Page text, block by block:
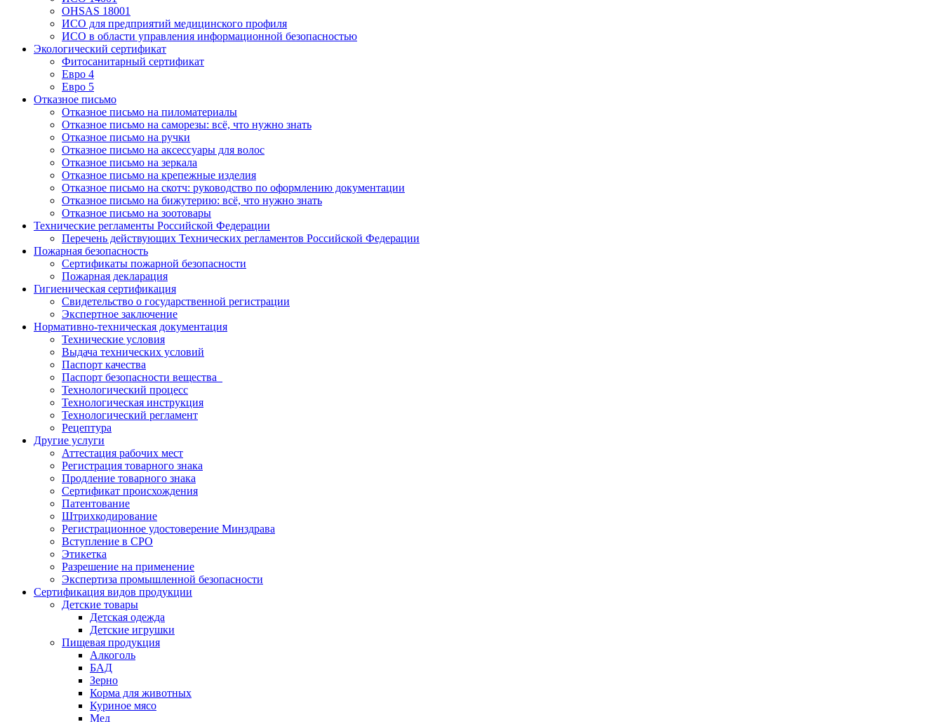
OHSAS 18001
ИСО для предприятий медицинского профиля
ИСО в области управления информационной безопасностью
Экологический сертификат
Фитосанитарный сертификат
Евро 4
Евро 5
Отказное письмо
Отказное письмо на пиломатериалы
Отказное письмо на саморезы: всё, что нужно знать
Отказное письмо на ручки
Отказное письмо на аксессуары для волос
Отказное письмо на зеркала
Отказное письмо на крепежные изделия
Отказное письмо на скотч: руководство по оформлению документации
Отказное письмо на бижутерию: всё, что нужно знать
Отказное письмо на зоотовары
Технические регламенты Российской Федерации
Перечень действующих Технических регламентов Российской Федерации
Пожарная безопасность
Сертификаты пожарной безопасности
Пожарная декларация
Гигиеническая сертификация
Свидетельство о государственной регистрации
Экспертное заключение
Нормативно-техническая документация
Технические условия
Выдача технических условий
Паспорт качества
Паспорт безопасности вещества
Технологический процесс
Технологическая инструкция
Технологический регламент
Рецептура
Другие услуги
Аттестация рабочих мест
Регистрация товарного знака
Продление товарного знака
Сертификат происхождения
Патентование
Штрихкодирование
Регистрационное удостоверение Минздрава
Вступление в СРО
Этикетка
Разрешение на применение
Экспертиза промышленной безопасности
Сертификация видов продукции
Детские товары
Детская одежда
Детские игрушки
Пищевая продукция
Алкоголь
БАД
Зерно
Корма для животных
Куриное мясо
Мед